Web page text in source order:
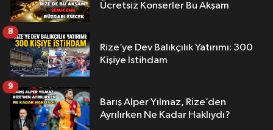
Ücretsiz Konserler Bu Akşam
Rize’ye Dev Balıkçılık Yatırımı: 300
Kişiye İstihdam
8
Barış Alper Yılmaz, Rize’den
Ayrılırken Ne Kadar Haklıydı?
9